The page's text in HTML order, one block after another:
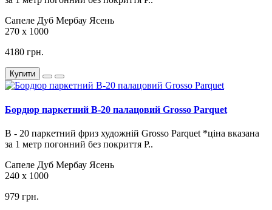
Сапеле Дуб Мербау Ясень
270 х 1000
4180 грн.
Купити
Бордюр паркетний B-20 палацовий Grosso Parquet
В - 20 паркетний фриз художній Grosso Parquet *ціна вказана
за 1 метр погонний без покриття Р..
Сапеле Дуб Мербау Ясень
240 х 1000
979 грн.